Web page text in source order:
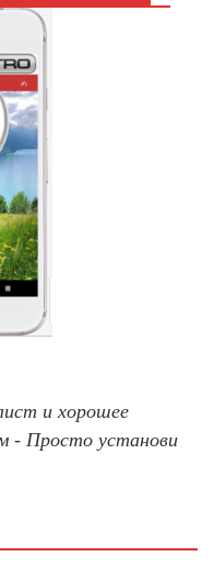
и хорошее
- Просто установи